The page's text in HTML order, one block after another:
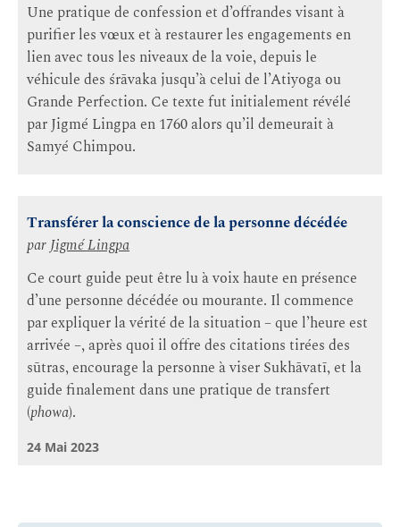
Une pratique de confession et d’offrandes visant à
purifier les vœux et à restaurer les engagements en
lien avec tous les niveaux de la voie, depuis le
véhicule des śrāvaka jusqu’à celui de l’Atiyoga ou
Grande Perfection. Ce texte fut initialement révélé
par Jigmé Lingpa en 1760 alors qu’il demeurait à
Samyé Chimpou.
Transférer la conscience de la personne décédée
par Jigmé Lingpa
Ce court guide peut être lu à voix haute en présence
d’une personne décédée ou mourante. Il commence
par expliquer la vérité de la situation – que l’heure est
arrivée –, après quoi il offre des citations tirées des
sūtras, encourage la personne à viser Sukhāvatī, et la
guide finalement dans une pratique de transfert
(phowa).
24 Mai 2023